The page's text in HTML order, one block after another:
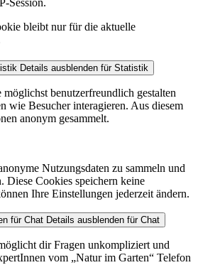
Session.
bleibt nur für die aktuelle
Details ausblenden für Statistik
benutzerfreundlich gestalten
wie Besucher interagieren. Aus diesem
anonym gesammelt.
Nutzungsdaten zu sammeln und
Diese Cookies speichern keine
Ihre Einstellungen jederzeit ändern.
für Chat Details ausblenden für Chat
dir Fragen unkompliziert und
vom „Natur im Garten“ Telefon